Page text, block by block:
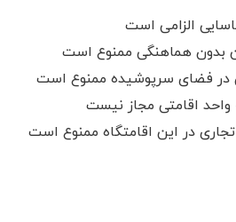
الزامی است
بدون هماهنگی ممنوع است
در فضای سرپوشیده ممنوع است
واحد اقامتی مجاز نیست
در این اقامتگاه ممنوع است